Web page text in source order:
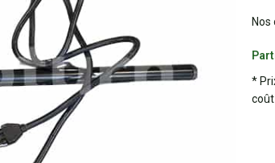
*
coût